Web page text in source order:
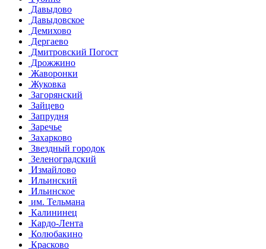
Давыдово
Давыдовское
Демихово
Дергаево
Дмитровский Погост
Дрожжино
Жаворонки
Жуковка
Загорянский
Зайцево
Запрудня
Заречье
Захарково
Звездный городок
Зеленоградский
Измайлово
Ильинский
Ильинское
им. Тельмана
Калининец
Кардо-Лента
Колюбакино
Красково